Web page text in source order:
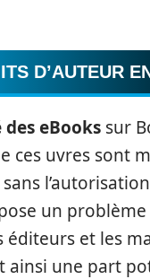
D’AUTEUR
eBooks sur
ces uvres sont
un
éditeurs et les
ainsi une part